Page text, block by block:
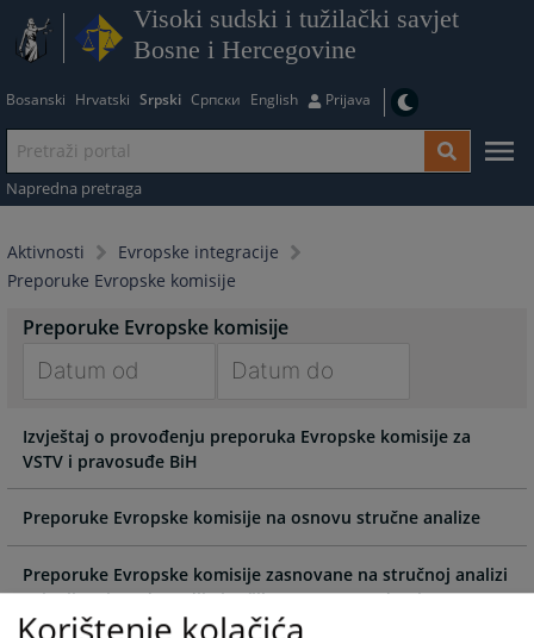
Visoki sudski i tužilački savjet
Bosne i Hercegovine
Bosanski Hrvatski Srpski Српски English Prijava
Napredna pretraga
Aktivnosti
Evropske integracije
Preporuke Evropske komisije
Preporuke Evropske komisije
forward
to
interact
with
the
calendar
and
select
forward
interact
with
the
calendar
and
select
Izvještaj o provođenju preporuka Evropske komisije za
VSTV i pravosuđe BiH
Preporuke Evropske komisije na osnovu stručne analize
Preporuke Evropske komisije zasnovane na stručnoj analizi
ocjenjivanja rada sudija i tužilaca u pravosuđu BiH
Korištenje kolačića